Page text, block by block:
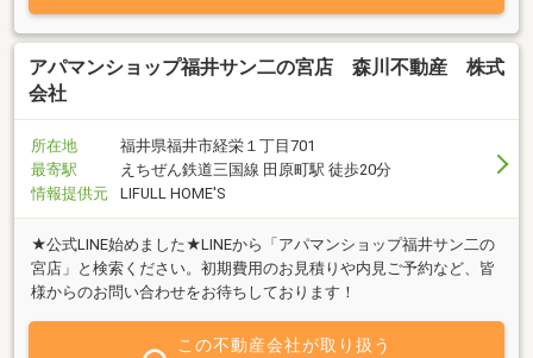
アパマンショップ福井サン二の宮店 森川不動産 株式
会社
所在地
福井県福井市経栄１丁目701
最寄駅
えちぜん鉄道三国線 田原町駅 徒歩20分
情報提供元
LIFULL HOME'S
★公式LINE始めました★LINEから「アパマンショップ福井サン二の
宮店」と検索ください。初期費用のお見積りや内見ご予約など、皆
様からのお問い合わせをお待ちしております！
この不動産会社が取り扱う